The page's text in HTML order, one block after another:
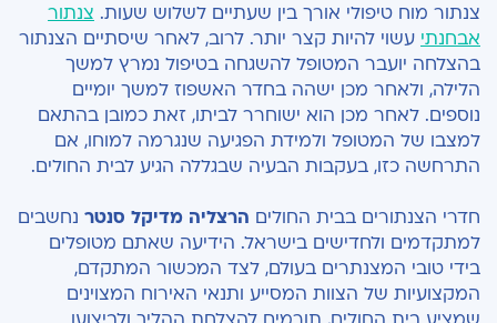
צנתור מוח טיפולי אורך בין שעתיים לשלוש שעות. צנתור
אבחנתי עשוי להיות קצר יותר. לרוב, לאחר שיסתיים הצנתור
בהצלחה יועבר המטופל להשגחה בטיפול נמרץ למשך
הלילה, ולאחר מכן ישהה בחדר האשפוז למשך יומיים
נוספים. לאחר מכן הוא ישוחרר לביתו, זאת כמובן בהתאם
למצבו של המטופל ולמידת הפגיעה שנגרמה למוחו, אם
התרחשה כזו, בעקבות הבעיה שבגללה הגיע לבית החולים.
חדרי הצנתורים בבית החולים הרצליה מדיקל סנטר נחשבים
למתקדמים ולחדישים בישראל. הידיעה שאתם מטופלים
בידי טובי המצנתרים בעולם, לצד המכשור המתקדם,
המקצועיות של הצוות המסייע ותנאי האירוח המצוינים